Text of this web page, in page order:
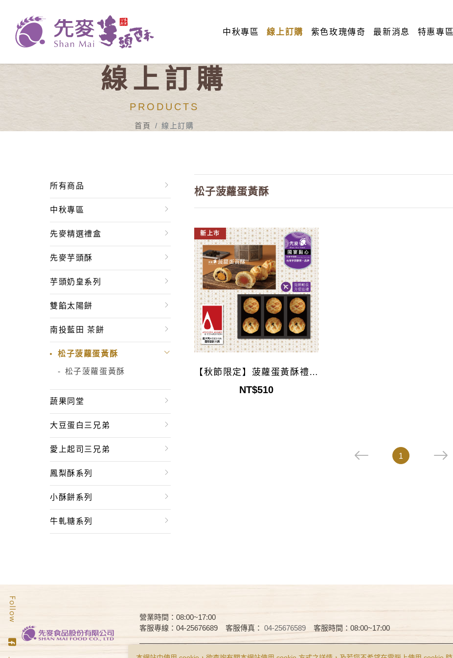
中秋專區 線上訂購 紫色玫瑰傳奇 最新消息 特惠專區
線上訂購
PRODUCTS
首頁 線上訂購
所有商品
中秋專區
先麥精選禮盒
先麥芋頭酥
芋頭奶皇系列
雙餡太陽餅
南投藍田 茶餅
松子菠蘿蛋黃酥
松子菠蘿蛋黃酥
蔬果同堂
大豆蛋白三兄弟
愛上起司三兄弟
鳳梨酥系列
小酥餅系列
牛軋糖系列
松子菠蘿蛋黃酥
新上市
【秋節限定】菠蘿蛋黃酥禮盒
6入
NT$510
1
營業時間：08:00~17:00
客服專線：04-25676689
客服傳真：04-25676589 客服時間：08:00~17:00
Copyright © Smai All Rights Reserved. 食品業者登錄字號 B-122977643-00001-0